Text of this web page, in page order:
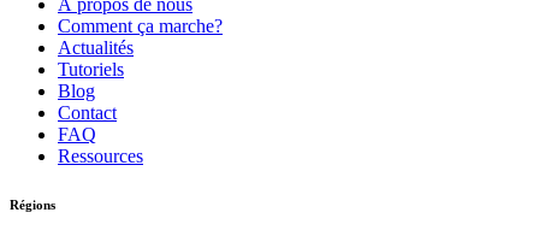
Comment ça marche?
Actualités
Tutoriels
Blog
Contact
FAQ
Ressources
Régions